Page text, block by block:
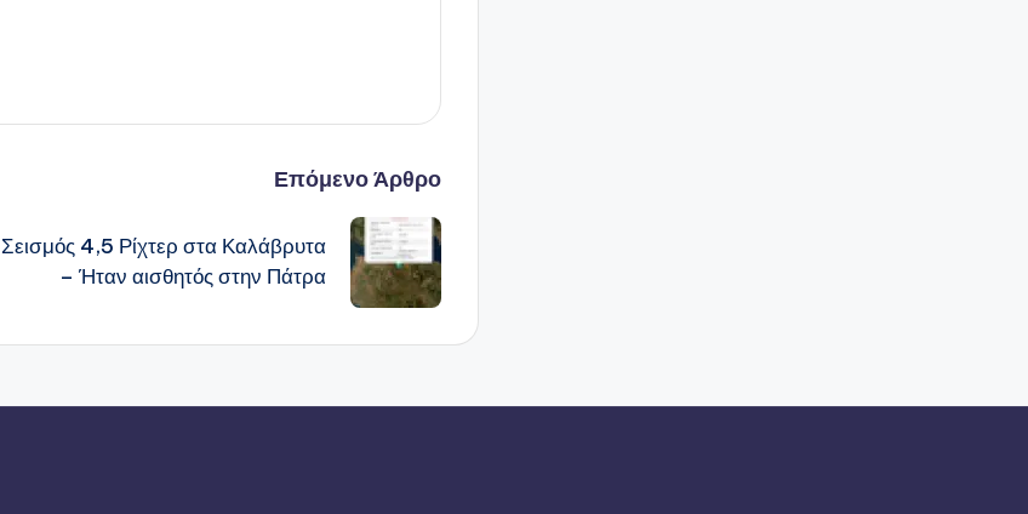
Επόμενο Άρθρο
Σεισμός 4,5 Ρίχτερ στα Καλάβρυτα
– Ήταν αισθητός στην Πάτρα